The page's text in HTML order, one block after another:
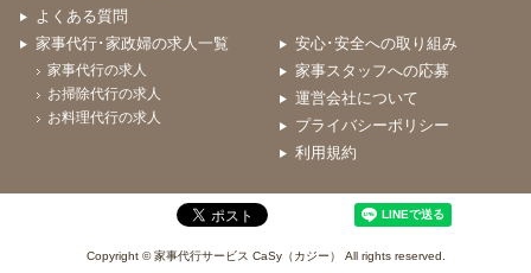
よくある質問
家事代行･家政婦の求人一覧
家事代行の求人
お掃除代行の求人
お料理代行の求人
安心･安全への取り組み
家事スタッフへの応募
運営会社について
プライバシーポリシー
利用規約
Copyright © 家事代行サービス CaSy（カジー） All rights reserved.